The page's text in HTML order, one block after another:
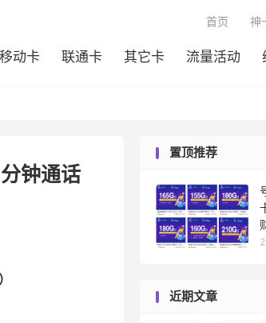
移动卡 联通卡 其它卡 流量活动
首页 神
钟通话
置顶推荐
近期文章